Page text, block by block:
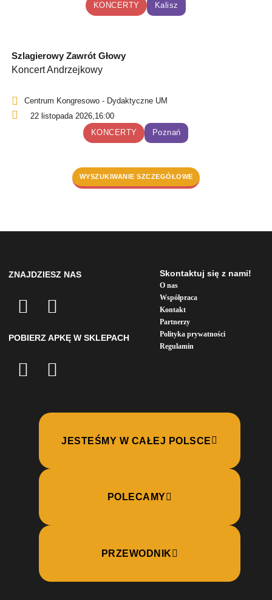
KONCERTY
Kalisz
Szlagierowy Zawrót Głowy
Koncert Andrzejkowy
Centrum Kongresowo - Dydaktyczne UM
22 listopada 2026,16:00
KONCERTY
Poznań
WYSZUKIWANIE SZCZEGÓŁOWE
ZNAJDZIESZ NAS
POBIERZ APKĘ W SKLEPACH
JESTEŚMY W CAŁEJ POLSCE
POLECAMY
PRZEWODNIK
Skontaktuj się z nami!
O nas
Współpraca
Kontakt
Partnerzy
Polityka prywatności
Regulamin